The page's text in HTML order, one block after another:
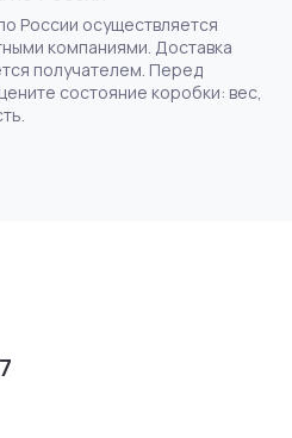
России осуществляется
компаниями. Доставка
получателем. Перед
состояние коробки: вес,